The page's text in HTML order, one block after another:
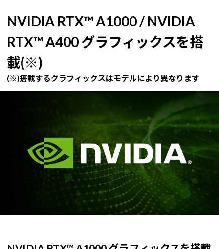
NVIDIA RTX™ A1000 / NVIDIA
RTX™ A400 グラフィックスを搭
載(※)
(※)搭載するグラフィックスはモデルにより異なります